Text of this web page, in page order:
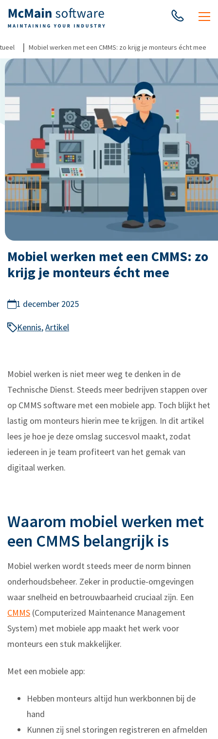
| Mobiel werken met een CMMS: zo krijg je monteurs écht mee
Mobiel werken met een CMMS: zo
krijg je monteurs écht mee
1 december 2025
Kennis,Artikel
Mobiel werken is niet meer weg te denken in de
Technische Dienst. Steeds meer bedrijven stappen over
op CMMS software met een mobiele app. Toch blijkt het
lastig om monteurs hierin mee te krijgen. In dit artikel
lees je hoe je deze omslag succesvol maakt, zodat
iedereen in je team profiteert van het gemak van
digitaal werken.
Waarom mobiel werken met
een CMMS belangrijk is
Mobiel werken wordt steeds meer de norm binnen
onderhoudsbeheer. Zeker in productie-omgevingen
waar snelheid en betrouwbaarheid cruciaal zijn. Een
CMMS (Computerized Maintenance Management
System) met mobiele app maakt het werk voor
monteurs een stuk makkelijker.
Met een mobiele app:
Hebben monteurs altijd hun werkbonnen bij de
hand
Kunnen zij snel storingen registreren en afmelden